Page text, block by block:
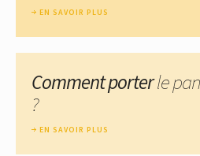
EN SAVOIR PLUS
Comment porterle
?
EN SAVOIR PLUS